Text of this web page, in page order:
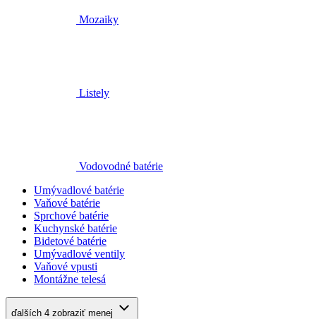
Mozaiky
Listely
Vodovodné batérie
Umývadlové batérie
Vaňové batérie
Sprchové batérie
Kuchynské batérie
Bidetové batérie
Umývadlové ventily
Vaňové vpusti
Montážne telesá
ďalších 4 zobraziť menej